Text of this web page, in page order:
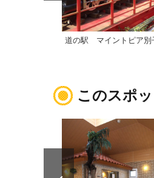
道の駅 マイントピア別
このスポ